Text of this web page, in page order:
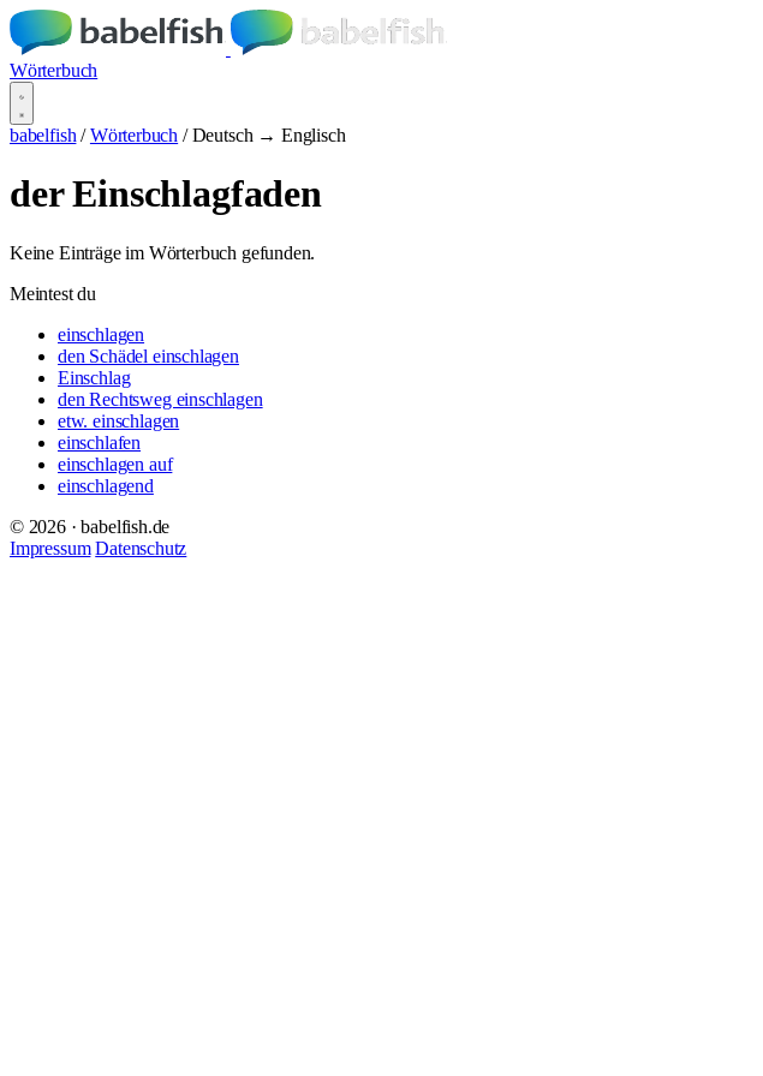
Wörterbuch
babelfish / Wörterbuch / Deutsch → Englisch
der Einschlagfaden
Keine Einträge im Wörterbuch gefunden.
Meintest du
einschlagen
den Schädel einschlagen
Einschlag
den Rechtsweg einschlagen
etw. einschlagen
einschlafen
einschlagen auf
einschlagend
© 2026 · babelfish.de
Impressum Datenschutz